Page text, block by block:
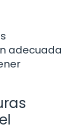
adecuada